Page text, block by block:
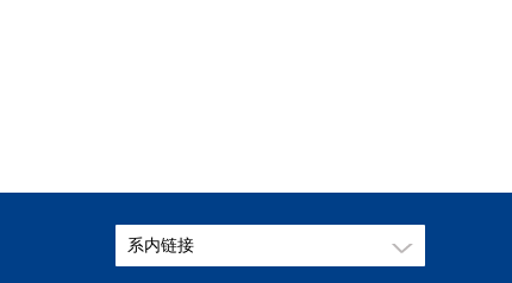
系内链接